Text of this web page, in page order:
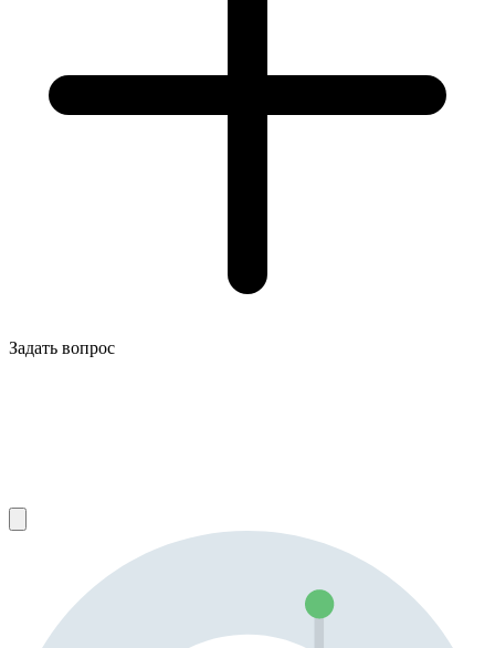
Задать вопрос